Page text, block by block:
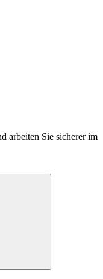
arbeiten Sie sicherer im